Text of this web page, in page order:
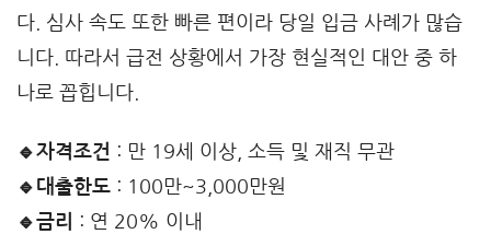
다. 심사 속도 또한 빠른 편이라 당일 입금 사례가 많습
니다. 따라서 급전 상황에서 가장 현실적인 대안 중 하
나로 꼽힙니다.
🔹자격조건 : 만 19세 이상, 소득 및 재직 무관
🔹대출한도 : 100만~3,000만원
🔹금리
: 연 20% 이내